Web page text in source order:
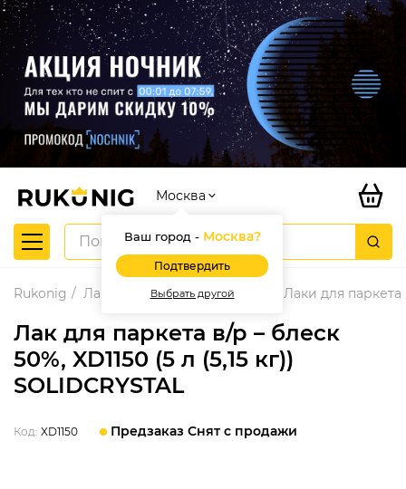
Москва
Ваш город - Москва?
Подтвердить
Выбрать другой
Rukonig Лакокрасочные материалы Лаки для паркета
Лак для паркета в/р – блеск
50%, XD1150 (5 л (5,15 кг))
SOLIDCRYSTAL
Код: XD1150 Предзаказ Снят с продажи